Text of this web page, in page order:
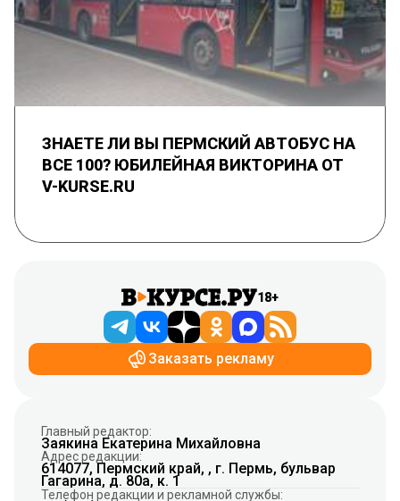
ЗНАЕТЕ ЛИ ВЫ ПЕРМСКИЙ АВТОБУС НА
ВСЕ 100? ЮБИЛЕЙНАЯ ВИКТОРИНА ОТ
V-KURSE.RU
18+
Заказать рекламу
Главный редактор:
Заякина Екатерина Михайловна
Адрес редакции:
614077, Пермский край, , г. Пермь, бульвар
Гагарина, д. 80а, к. 1
Телефон редакции и рекламной службы: